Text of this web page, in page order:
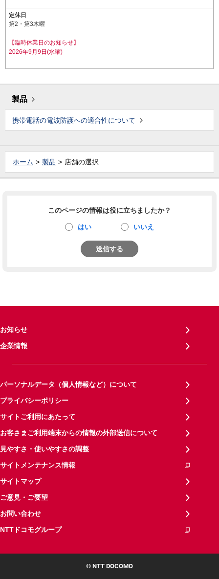
定休日
第2・第3木曜
【臨時休業日のお知らせ】
2026年9月9日(水曜)
製品
携帯電話の電波防護への適合性について
ホーム 製品 店舗の選択
このページの情報は役に立ちましたか？
はい いいえ
送信する
お知らせ
企業情報
パーソナルデータ（個人情報など）について
プライバシーポリシー
サイトご利用にあたって
お客さまご利用端末からの情報の外部送信について
見やすさ・使いやすさの調整
サイトメンテナンス情報
サイトマップ
ご意見・ご要望
お問い合わせ
NTTドコモグループ
© NTT DOCOMO